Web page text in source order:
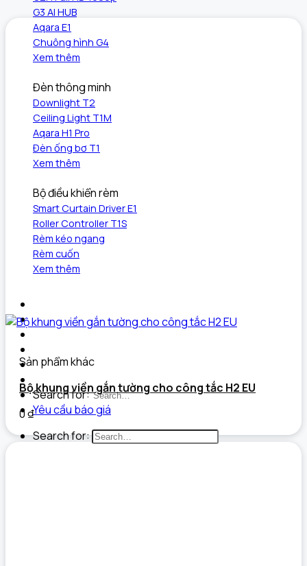
G3 AI HUB
Aqara E1
Chuông hình G4
Xem thêm
Đèn thông minh
Downlight T2
Ceiling Light T1M
Aqara H1 Pro
Đèn ống bơ T1
Xem thêm
Bộ điều khiển rèm
Smart Curtain Driver E1
Roller Controller T1S
Rèm kéo ngang
Rèm cuốn
Xem thêm
Dự án đã triển khai
Tin tức
Search for:
Yêu cầu báo giá
Search for:
Sản phẩm khác
Bộ khung viền gắn tường cho công tắc H2 EU
0₫